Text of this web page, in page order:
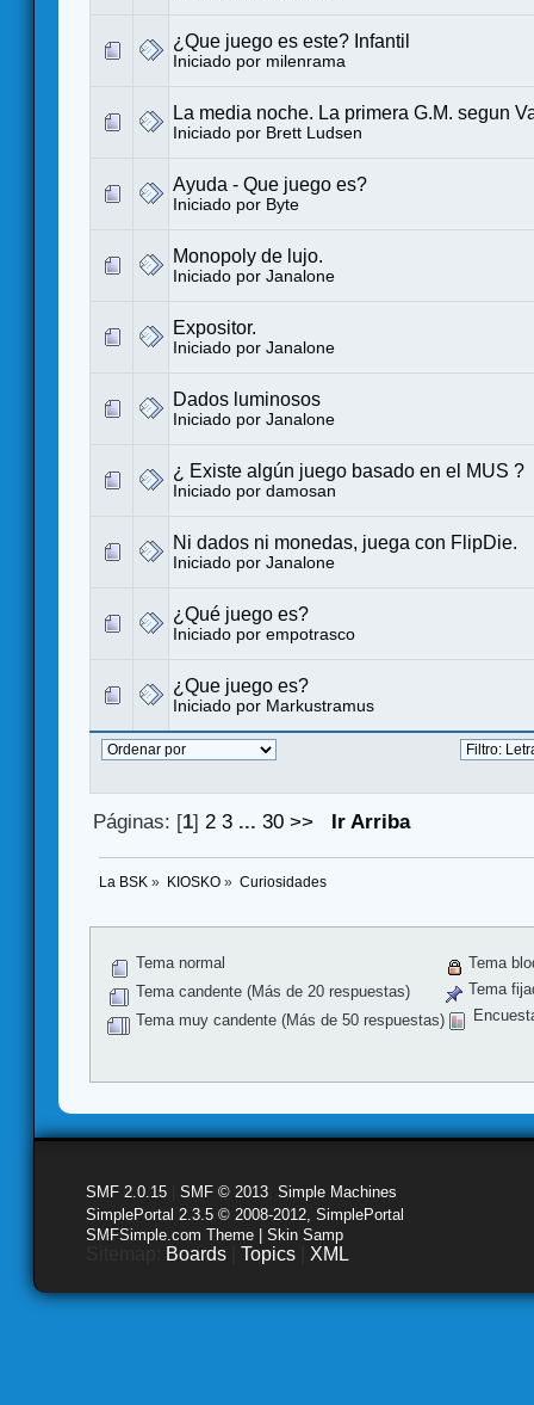
¿Que juego es este? Infantil
Iniciado por milenrama
La media noche. La primera G.M. segun
Iniciado por Brett Ludsen
Ayuda - Que juego es?
Iniciado por Byte
Monopoly de lujo.
Iniciado por Janalone
Expositor.
Iniciado por Janalone
Dados luminosos
Iniciado por Janalone
¿ Existe algún juego basado en el MUS ?
Iniciado por damosan
Ni dados ni monedas, juega con FlipDie.
Iniciado por Janalone
¿Qué juego es?
Iniciado por empotrasco
¿Que juego es?
Iniciado por Markustramus
Páginas: [1] 2 3 ...30 >> Ir Arriba
La BSK » KIOSKO» Curiosidades
Tema normal
Tema candente (Más de 20 respuestas)
Tema muy candente (Más de 50 respuestas)
Tema
Tema
SMF 2.0.15 SMF © 2013 Simple Machines
SimplePortal 2.3.5 © 2008-2012, SimplePortal
SMFSimple.com Theme | Skin Samp
Boards Topics XML